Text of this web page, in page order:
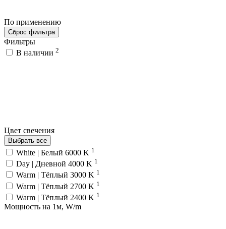
По применению
Сброс фильтра
Фильтры
В наличии 2
Цвет свечения
Выбрать все
White | Белый 6000 K 1
Day | Дневной 4000 K 1
Warm | Тёплый 3000 K 1
Warm | Тёплый 2700 K 1
Warm | Тёплый 2400 K 1
Мощность на 1м, W/m